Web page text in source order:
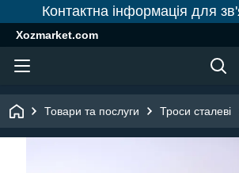
Контактна інформація для
Xozmarket.com
Товари та послуги Троси сталеві